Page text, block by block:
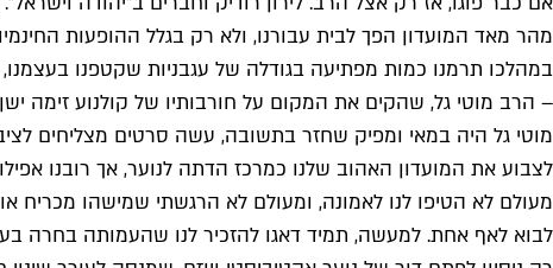
מהר מאד המועדון הפך לבית עבורנו, ולא רק בגלל ההופעות
במהלכו תרמנו כמות מפתיעה בגודלה של עגבניות שקטפנו
– הרב מוטי גל, שהקים את המקום על חורבותיו של קולנוע זימה
מוטי גל היה במאי ומפיק שחזר בתשובה, עשה סרטים מצליחים
לצבוע את המועדון האהוב שלנו כמרכז הדתה לנוער, אך רובנו
מעולם לא הטיפו לנו לאמונה, ומעולם לא הרגשתי שמישהו מכריח
לבוא לאף אחת. למעשה, תמיד דאגו להזכיר לנו שהעמותה בחרה